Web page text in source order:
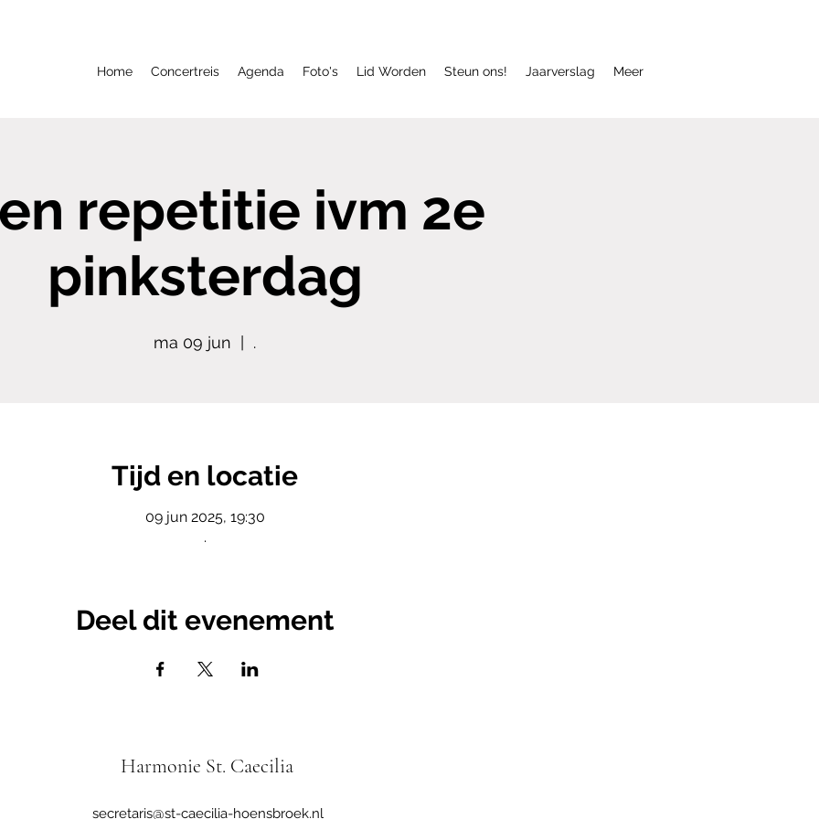
Home Concertreis Agenda Foto's Lid Worden Steun ons! Jaarverslag Meer
repetitie ivm 2e
pinksterdag
ma 09 jun .
Tijd en locatie
09 jun 2025, 19:30
.
Deel dit evenement
Harmonie St. Caecilia
secretaris@st-caecilia-hoensbroek.nl